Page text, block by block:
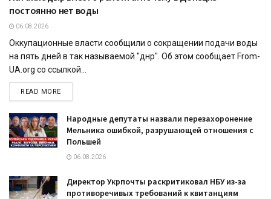
постоянно нет воды
06.08.2026
Оккупационные власти сообщили о сокращении подачи воды
на пять дней в так называемой "днр". Об этом сообщает From-
UA.org со ссылкой...
READ MORE
Народные депутаты назвали перезахоронение
Мельника ошибкой, разрушающей отношения с
Польшей
06.08.2026
Директор Укрпочты раскритиковал НБУ из-за
противоречивых требований к квитанциям